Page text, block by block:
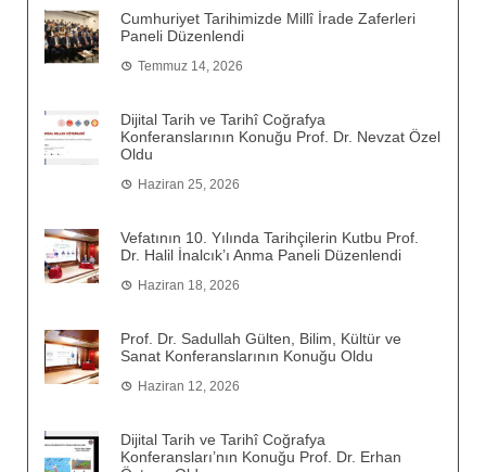
Cumhuriyet Tarihimizde Millî İrade Zaferleri
Paneli Düzenlendi
Temmuz 14, 2026
Dijital Tarih ve Tarihî Coğrafya
Konferanslarının Konuğu Prof. Dr. Nevzat Özel
Oldu
Haziran 25, 2026
Vefatının 10. Yılında Tarihçilerin Kutbu Prof.
Dr. Halil İnalcık’ı Anma Paneli Düzenlendi
Haziran 18, 2026
Prof. Dr. Sadullah Gülten, Bilim, Kültür ve
Sanat Konferanslarının Konuğu Oldu
Haziran 12, 2026
Dijital Tarih ve Tarihî Coğrafya
Konferansları’nın Konuğu Prof. Dr. Erhan